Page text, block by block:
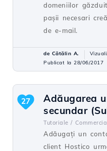
domeniilor
paşii necesari
de e-mail.
de Cătălin A.
Publicat la 28/06/2017
Adăugarea
secundar
Tutoriale / Commercial
Adăugați un
client Hostico
27